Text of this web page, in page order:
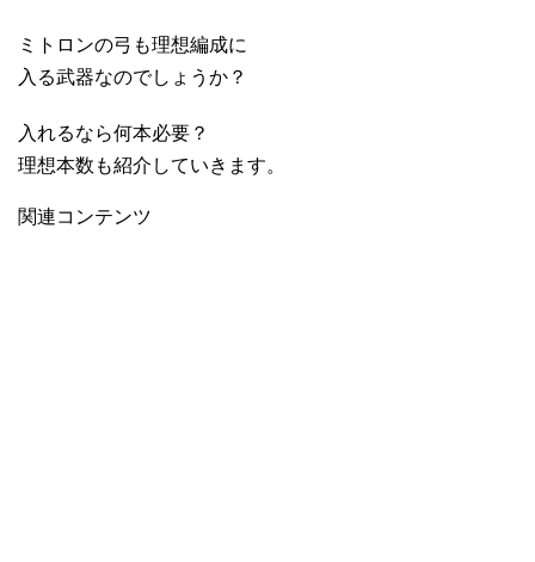
ミトロンの弓も理想編成に
入る武器なのでしょうか？
入れるなら何本必要？
理想本数も紹介していきます。
関連コンテンツ